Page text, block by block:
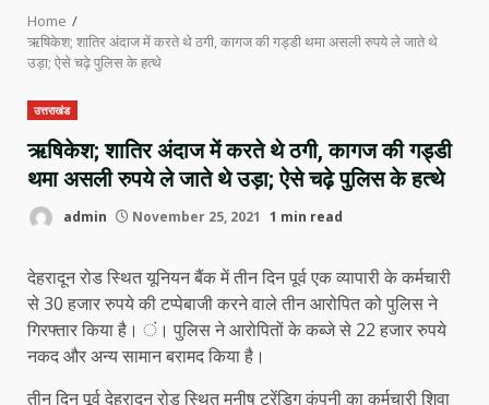
Home
ऋषिकेश; शातिर अंदाज में करते थे ठगी, कागज की गड्डी थमा असली रुपये ले जाते थे
उड़ा; ऐसे चढ़े पुलिस के हत्थे
उत्तराखंड
ऋषिकेश; शातिर अंदाज में करते थे ठगी, कागज की गड्डी
थमा असली रुपये ले जाते थे उड़ा; ऐसे चढ़े पुलिस के हत्थे
admin November 25, 2021 1 min read
देहरादून रोड स्थित यूनियन बैंक में तीन दिन पूर्व एक व्यापारी के कर्मचारी
से 30 हजार रुपये की टप्पेबाजी करने वाले तीन आरोपित को पुलिस ने
गिरफ्तार किया है। ं। पुलिस ने आरोपितों के कब्जे से 22 हजार रुपये
नकद और अन्य सामान बरामद किया है।
तीन दिन पूर्व देहरादून रोड स्थित मनीष ट्रेंडिग कंपनी का कर्मचारी शिवा